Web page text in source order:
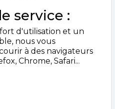
service :
d'utilisation et un
nous vous
à des navigateurs
Chrome, Safari...